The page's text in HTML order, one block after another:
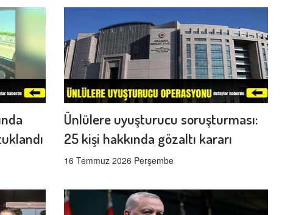
Ünlülere uyuşturucu soruşturması:
25 kişi hakkında gözaltı kararı
16 Temmuz 2026 Perşembe